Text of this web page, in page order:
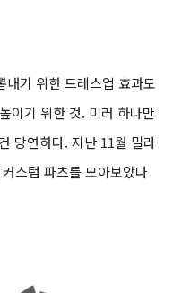
내기 위한 드레스업 효과도
이기 위한 것. 미러 하나만
당연하다. 지난 11월 밀라
스텀 파츠를 모아보았다